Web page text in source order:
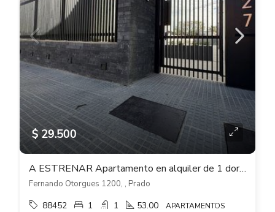
$ 29.500
A ESTRENAR Apartamento en alquiler de 1 dormitorio con cochera en RANDA – Prado
Fernando Otorgues 1200, , Prado
88452 1 1 53.00 APARTAMENTOS